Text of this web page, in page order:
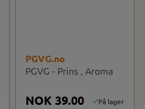
PGVG.no
PGVG - Prins , Aroma
NOK 39.00
På lager